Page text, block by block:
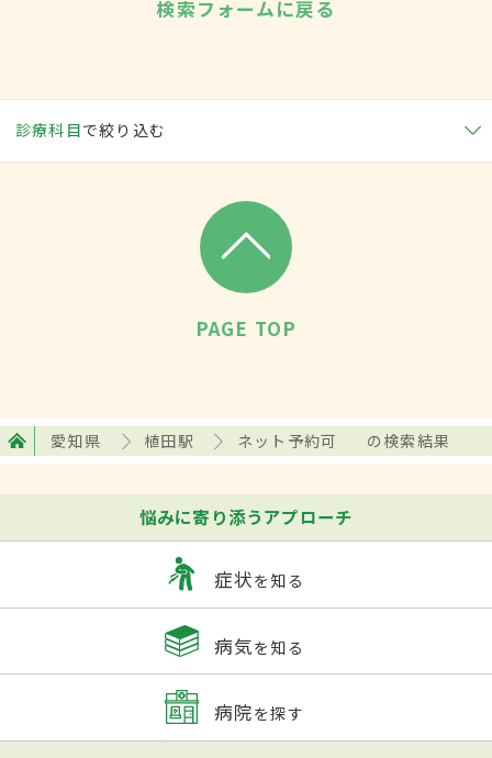
検索フォームに戻る
診療科目で絞り込む
PAGE TOP
愛知県 植田駅 ネット予約可 の検索結果
悩みに寄り添うアプローチ
症状を知る
病気を知る
病院を探す